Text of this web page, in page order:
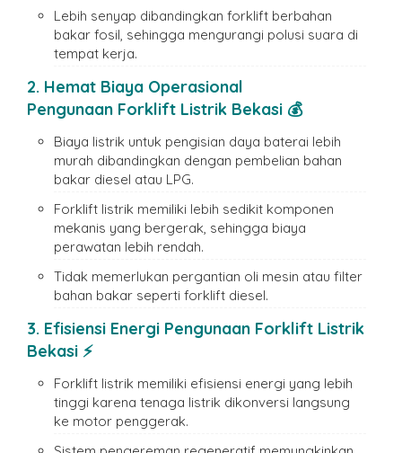
Lebih senyap dibandingkan forklift berbahan
bakar fosil, sehingga mengurangi polusi suara di
tempat kerja.
2. Hemat Biaya Operasional
Pengunaan Forklift Listrik Bekasi 💰
Biaya listrik untuk pengisian daya baterai lebih
murah dibandingkan dengan pembelian bahan
bakar diesel atau LPG.
Forklift listrik memiliki lebih sedikit komponen
mekanis yang bergerak, sehingga biaya
perawatan lebih rendah.
Tidak memerlukan pergantian oli mesin atau filter
bahan bakar seperti forklift diesel.
3. Efisiensi Energi Pengunaan Forklift Listrik
Bekasi ⚡
Forklift listrik memiliki efisiensi energi yang lebih
tinggi karena tenaga listrik dikonversi langsung
ke motor penggerak.